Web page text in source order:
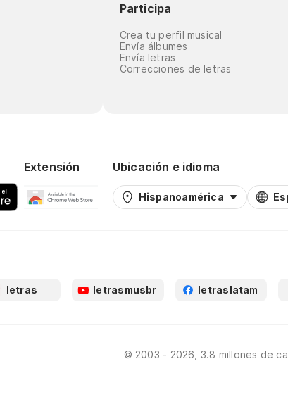
Participa
Crea tu perfil musical
Envía álbumes
Envía letras
Correcciones de letras
Extensión Ubicación e idioma
Hispanoamérica
letras letrasmusbr letraslatam
© 2003 - 2026, 3.8 millones de